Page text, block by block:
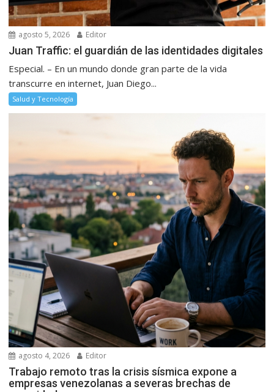
agosto 5, 2026 Editor
Juan Traffic: el guardián de las identidades digitales
Especial. – En un mundo donde gran parte de la vida
transcurre en internet, Juan Diego...
Salud y Tecnología
agosto 4, 2026 Editor
Trabajo remoto tras la crisis sísmica expone a
empresas venezolanas a severas brechas de